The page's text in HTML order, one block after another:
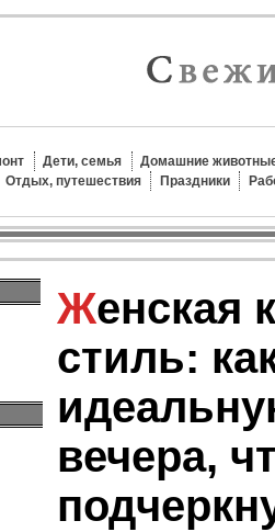
Дети, семья
Домашние
Отдых, путешествия Праздники
Женская красота и
стиль:
вечера,